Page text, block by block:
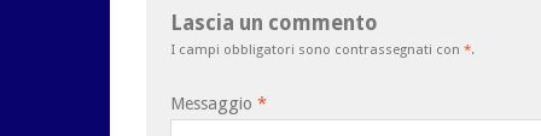
Lascia un commento
I campi obbligatori sono contrassegnati con *.
Messaggio *